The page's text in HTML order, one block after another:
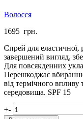
Волосся
1695 грн.
Спрей для еластичної,
завершений вигляд,
Для повсякденних
Перешкоджає
від термічного
середовища. SPF 15
+- Спрей
рухомої